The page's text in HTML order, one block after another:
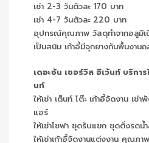
เช่า 2-3 วันตัวละ 170 บาท
เช่า 4-7 วันตัวละ 220 บาท
อุปกรณ์คุณภาพ วัสดุทำจากอลูมิเ
เป็นสนิม เก้าอี้มีจุกยางกันพื้นงาน
เดอะซัน เซอร์วิส อีเว้นท์ บริกา
นท์
ให้เช่า เต็นท์ โต๊ะ เก้าอี้จัดงาน เ
แอร์
ให้เช่าโซฟา ชุดรับแขก ชุดตั่งรดน้
ให้เช่าเก้าอี้จัดงานแต่งงาน คุณภา